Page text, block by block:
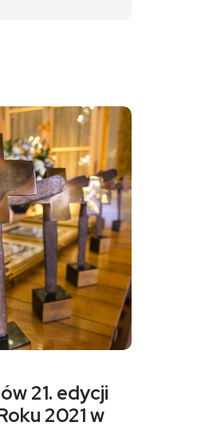
21. edycji
2021 w